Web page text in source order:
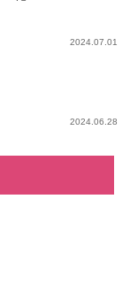
2024.07.01
2024.06.28